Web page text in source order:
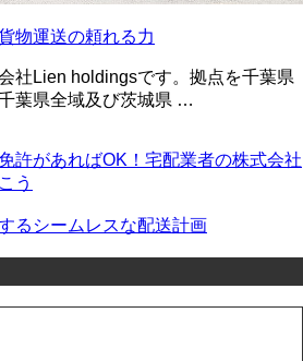
物運送の頼れる力
社Lien holdingsです。拠点を千葉県
葉県全域及び茨城県 …
許があればOK！宅配業者の株式会社
う
るシームレスな配送計画